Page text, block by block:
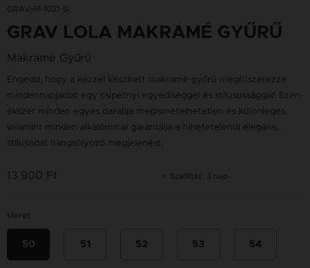
GRAV-RI-1021-SI
GRAV LOLA MAKRAMÉ GYŰRŰ
Makramé Gyűrű
Engedd, hogy a kézzel készített makramé gyűrű megfűszerezze
mindennapjaidat egy csipetnyi egyediséggel és stílusossággal! Ezen
ékszer minden egyes darabja megismételhetetlen és különleges,
valamint minden alkalommal garantálja a hihetetelenül elegáns,
stílusodat hangsúlyozó megjelenést.
13 900 Ft Szállítás: 3 nap
Méret
50 51 52 53 54